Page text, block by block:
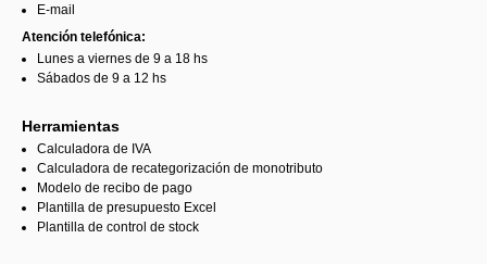
E-mail
Atención telefónica:
Lunes a viernes de 9 a 18 hs
Sábados de 9 a 12 hs
Herramientas
Calculadora de IVA
Calculadora de recategorización de monotributo
Modelo de recibo de pago
Plantilla de presupuesto Excel
Plantilla de control de stock